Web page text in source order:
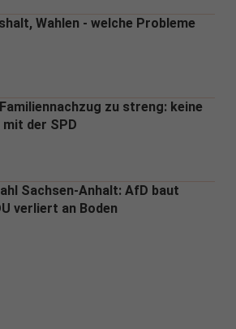
Wahlen - welche Probleme
zu streng: keine
der SPD
Sachsen-Anhalt: AfD baut
verliert an Boden